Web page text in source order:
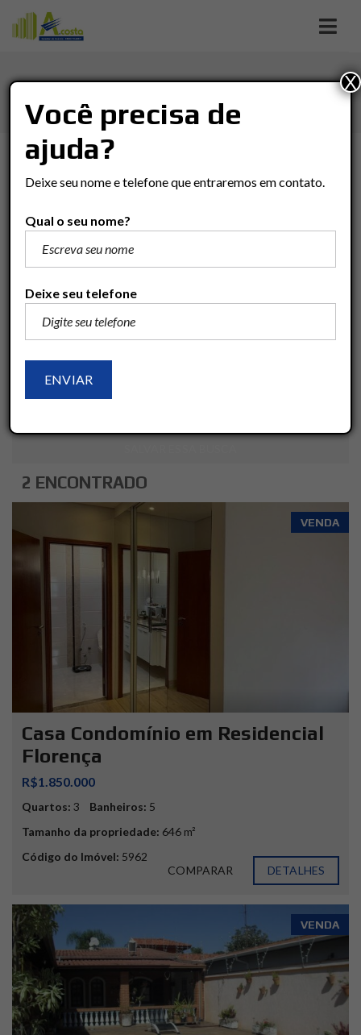
TIPO DE NEGÓCIO
TIPO DO IMÓVEL
BAIRRO
2 ENCONTRADO
VENDA
Casa Condomínio em Residencial
Florença
R$1.850.000
Quartos: 3 Banheiros: 5
Tamanho da propriedade: 646 m²
Código do Imóvel: 5962
COMPARAR
DETALHES
VENDA
Você precisa de
ajuda?
Deixe seu nome e telefone que entraremos em contato.
Qual o seu nome?
Deixe seu telefone
X